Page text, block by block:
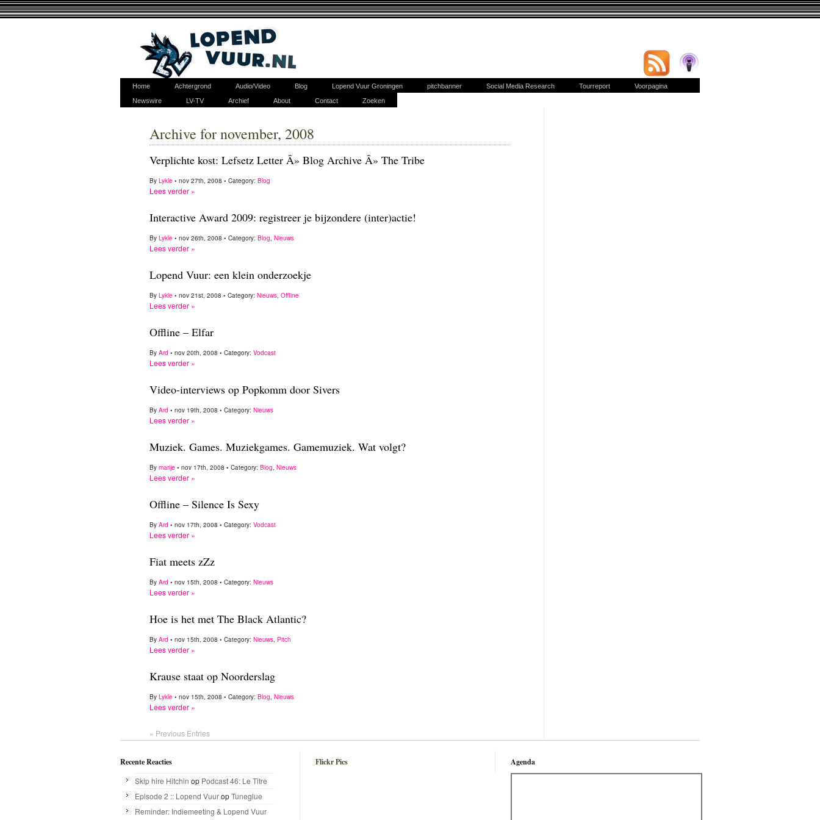
Home Achtergrond Audio/Video Blog Lopend Vuur Groningen pitchbanner Social Media Research Tourreport
Voorpagina
Newswire
LV-TV Archief About Contact Zoeken
Archive for november, 2008
Verplichte kost: Lefsetz Letter Â» Blog Archive Â» The Tribe
By Lykle • nov 27th, 2008 • Category: Blog
Lees verder »
Interactive Award 2009: registreer je bijzondere (inter)actie!
By Lykle • nov 26th, 2008 • Category: Blog, Nieuws
Lees verder »
Lopend Vuur: een klein onderzoekje
By Lykle • nov 21st, 2008 • Category: Nieuws, Offline
Lees verder »
Offline – Elfar
By Ard • nov 20th, 2008 • Category: Vodcast
Lees verder »
Video-interviews op Popkomm door Sivers
By Ard • nov 19th, 2008 • Category: Nieuws
Lees verder »
Muziek. Games. Muziekgames. Gamemuziek. Wat volgt?
By marije • nov 17th, 2008 • Category: Blog, Nieuws
Lees verder »
Offline – Silence Is Sexy
By Ard • nov 17th, 2008 • Category: Vodcast
Lees verder »
Fiat meets zZz
By Ard • nov 15th, 2008 • Category: Nieuws
Lees verder »
Hoe is het met The Black Atlantic?
By Ard • nov 15th, 2008 • Category: Nieuws, Pitch
Lees verder »
Krause staat op Noorderslag
By Lykle • nov 15th, 2008 • Category: Blog, Nieuws
Lees verder »
« Previous Entries
Recente Reacties
Skip hire Hitchin op Podcast 46: Le Titre
Episode 2 :: Lopend VuuropTuneglue
Reminder: Indiemeeting & Lopend Vuur
Flickr Pics Agenda